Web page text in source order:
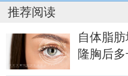
推荐阅读
自体脂
隆胸后